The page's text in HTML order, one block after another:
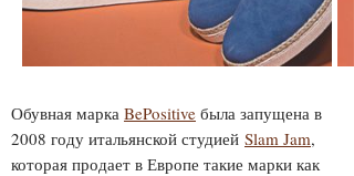
Обувная марка BePositive была запущена в
2008 году итальянской студией Slam Jam,
которая продает в Европе такие марки как